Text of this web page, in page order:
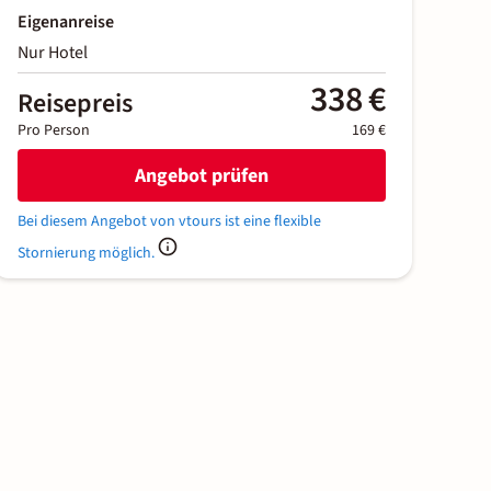
Eigenanreise
Nur Hotel
Reisepreis 338 €
Pro Person 169 €
Angebot prüfen
Bei diesem Angebot von vtours ist eine flexible
Stornierung möglich.